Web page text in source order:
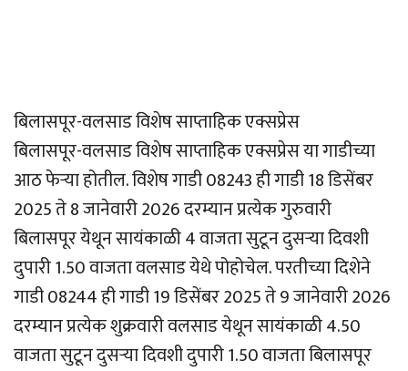
बिलासपूर-वलसाड विशेष साप्ताहिक एक्सप्रेस
बिलासपूर-वलसाड विशेष साप्ताहिक एक्सप्रेस या गाडीच्या
आठ फेर्‍या होतील. विशेष गाडी 08243 ही गाडी 18 डिसेंबर
2025 ते 8 जानेवारी 2026 दरम्यान प्रत्येक गुरुवारी
बिलासपूर येथून सायंकाळी 4 वाजता सुटून दुसर्‍या दिवशी
दुपारी 1.50 वाजता वलसाड येथे पोहोचेल. परतीच्या दिशेने
गाडी 08244 ही गाडी 19 डिसेंबर 2025 ते 9 जानेवारी 2026
दरम्यान प्रत्येक शुक्रवारी वलसाड येथून सायंकाळी 4.50
वाजता सुटून दुसर्‍या दिवशी दुपारी 1.50 वाजता बिलासपूर